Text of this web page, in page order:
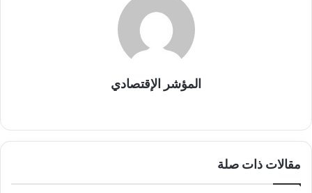
المؤشر الإقتصادي
مقالات ذات صلة